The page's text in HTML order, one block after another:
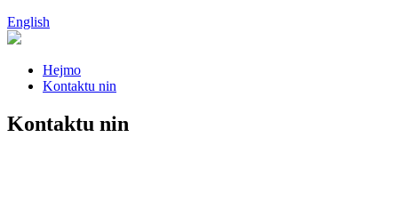
English
Hejmo
Kontaktu nin
Kontaktu nin